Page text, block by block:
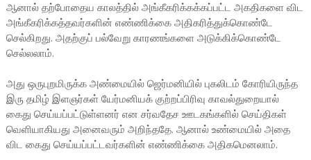
ஆனால் தற்போதைய காலத்தில் அங்கீகரிக்கக்கப்பட்ட அகதிகளை விட
அங்கீகரிக்கத்தவர்களின் எண்ணிக்கை அதிகரித்துக்கொண்டே
செல்கிறது. அதற்குப் பல்வேறு காரணங்களை அடுக்கிக்கொண்டே
செல்லலாம்.
அது ஒருபுறமிருக்க அண்மையில் ஜெர்மனியில் புகலிடம் கோரியிருந்த
இரு தமிழ் இளஞர்கள் யேர்மனியக் குற்றப்பிரிவு காவல்துறையால்
கைது செய்யப்பட்டுள்ளனர் என சர்வதேச ஊடகங்களில் செய்திகள்
வெளியாகியது அனைவரும் அறிந்ததே. ஆனால் உண்மையில் அதை
விட கைது செய்யப்பட்டவர்களின் எண்ணிக்கை அதிகமெனலாம்.